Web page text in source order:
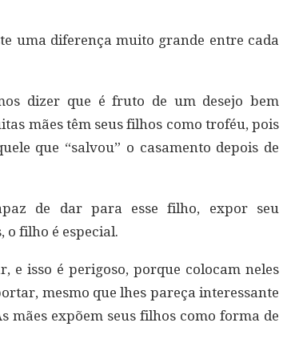
uma diferença muito grande entre cada
dizer que é fruto de um desejo bem
mães têm seus filhos como troféu, pois
que “salvou” o casamento depois de
de dar para esse filho, expor seu
o filho é especial.
e isso é perigoso, porque colocam neles
mesmo que lhes pareça interessante
mães expõem seus filhos como forma de